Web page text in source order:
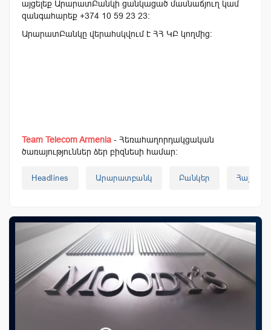
այցելեք ԱրարատԲանկի ցանկացած մասնաճյուղ կամ
զանգահարեք +374 10 59 23 23:
ԱրարատԲանկը վերահսկվում է ՀՀ ԿԲ կողմից:
Team Telecom Armenia - Հեռահաղորդակցական
ծառայություններ ձեր բիզնեսի համար:
Headlines Արարատբանկ Բանկեր